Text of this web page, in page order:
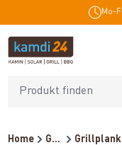
Mo-
Home Grillzubehör